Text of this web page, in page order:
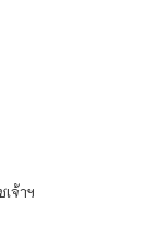
จ้าฯ